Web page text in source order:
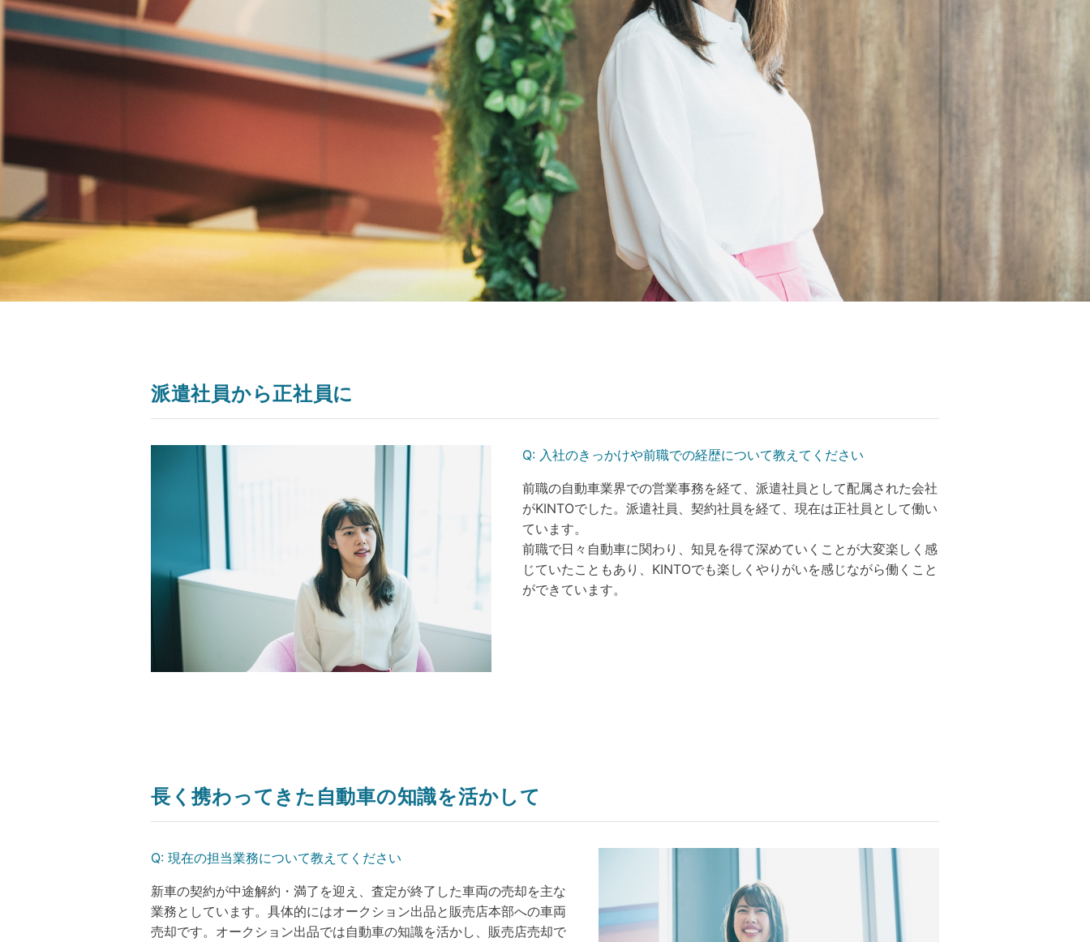
派遣社員から正社員に
Q: 入社のきっかけや前職での経歴について教えてください
前職の自動車業界での営業事務を経て、派遣社員として配属された会社
がKINTOでした。派遣社員、契約社員を経て、現在は正社員として働い
ています。
前職で日々自動車に関わり、知見を得て深めていくことが大変楽しく感
じていたこともあり、KINTOでも楽しくやりがいを感じながら働くこと
ができています。
長く携わってきた自動車の知識を活かして
Q: 現在の担当業務について教えてください
新車の契約が中途解約・満了を迎え、査定が終了した車両の売却を主な
業務としています。具体的にはオークション出品と販売店本部への車両
売却です。オークション出品では自動車の知識を活かし、販売店売却で